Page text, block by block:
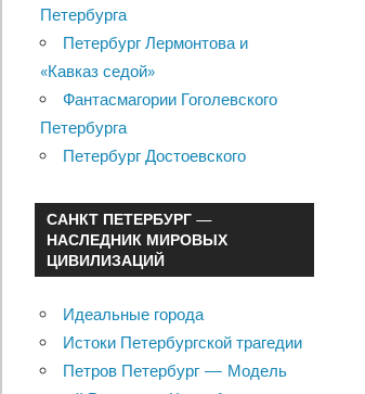
Петербурга
Петербург Лермонтова и
«Кавказ седой»
Фантасмагории Гоголевского
Петербурга
Петербург Достоевского
САНКТ ПЕТЕРБУРГ —
НАСЛЕДНИК МИРОВЫХ
ЦИВИЛИЗАЦИЙ
Идеальные города
Истоки Петербургской трагедии
Петров Петербург — Модель